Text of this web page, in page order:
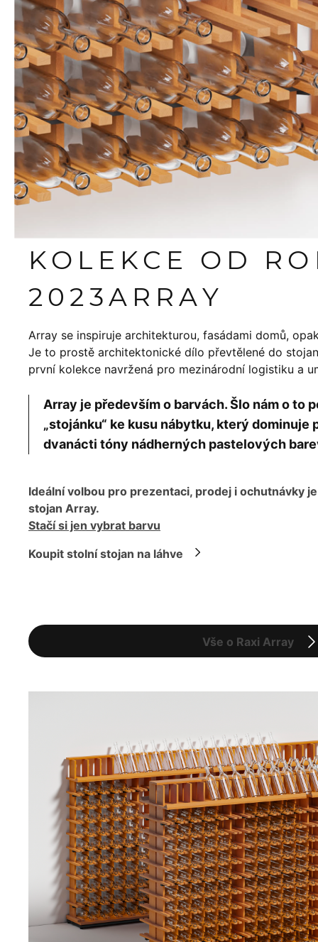
KOLEKCE OD
2023ARRAY
Array se inspiruje architekturou, fasádami domů,
Je to prostě architektonické dílo převtělené do
první kolekce navržená pro mezinárodní logistiku a
Array je především o barvách. Šlo nám o to
„stojánku“ ke kusu nábytku, který dominuje
dvanácti tóny nádherných pastelových
Vše o Raxi Array
Ideální volbou pro prezentaci, prodej i ochutnávky
stojan Array.
Stačí si jen vybrat barvu
Koupit stolní stojan na láhve